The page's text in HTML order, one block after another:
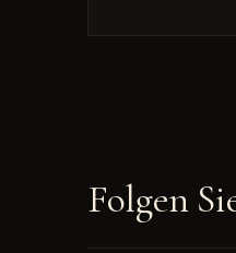
Folgen